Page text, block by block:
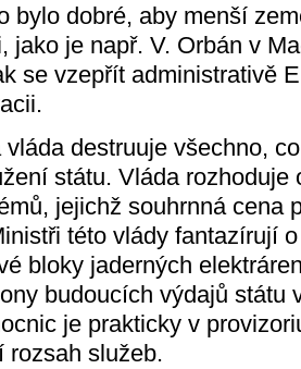
bylo dobré, aby menší
jako je např. V. Orbán v
se vzepřít administrativě
destruuje všechno,
státu. Vláda rozhoduje
jejichž souhrnná cena
této vlády fantazírují
bloky jaderných
budoucích výdajů státu
je prakticky v
rozsah služeb.